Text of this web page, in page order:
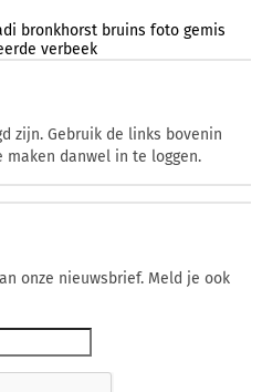
bronkhorst bruins foto gemis
verbeek
zijn. Gebruik de links bovenin
danwel in te loggen.
onze nieuwsbrief. Meld je ook